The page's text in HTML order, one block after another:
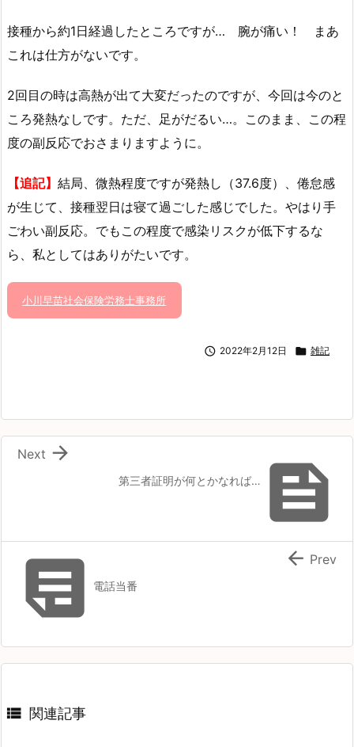
接種から約1日経過したところですが… 腕が痛い！ まあ
これは仕方がないです。
2回目の時は高熱が出て大変だったのですが、今回は今のと
ころ発熱なしです。ただ、足がだるい…。このまま、この程
度の副反応でおさまりますように。
【追記】 結局、微熱程度ですが発熱し（37.6度）、倦怠感
が生じて、接種翌日は寝て過ごした感じでした。やはり手
ごわい副反応。でもこの程度で感染リスクが低下するな
ら、私としてはありがたいです。
小川早苗社会保険労務士事務所
 2022年2月12日  雑記

第三者証明が何とかなれば…

Next
電話当番
 Prev
 関連記事